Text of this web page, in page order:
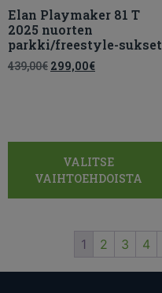
Elan Playmaker 81 T
2025 nuorten
parkki/freestyle-sukset
439,00€ 299,00€
VALITSE
VAIHTOEHDOISTA
1 2 3 4